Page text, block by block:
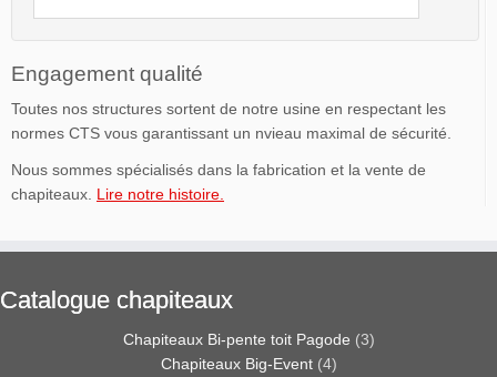
Engagement qualité
Toutes nos structures sortent de notre usine en respectant les
normes CTS vous garantissant un nvieau maximal de sécurité.
Nous sommes spécialisés dans la fabrication et la vente de
chapiteaux. Lire notre histoire.
Catalogue chapiteaux
Chapiteaux Bi-pente toit Pagode (3)
Chapiteaux Big-Event (4)